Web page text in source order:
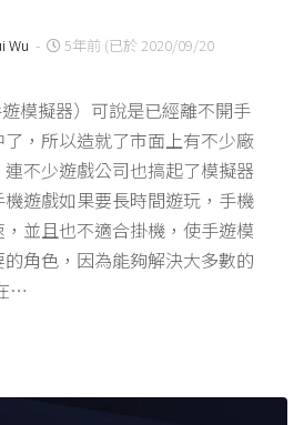
Wu -
5年前 (已於 2020/09/20
模擬器）可說是已經離不開手
，所以造就了市面上有不少廠
不少遊戲公司也搞起了模擬器
遊戲如果要長時間遊玩，手機
並且也不適合掛機，使手遊模
角色，因為能夠解決大多數的
…